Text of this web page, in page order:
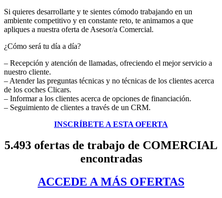
Si quieres desarrollarte y te sientes cómodo trabajando en un
ambiente competitivo y en constante reto, te animamos a que
apliques a nuestra oferta de Asesor/a Comercial.
¿Cómo será tu día a día?
– Recepción y atención de llamadas, ofreciendo el mejor servicio a
nuestro cliente.
– Atender las preguntas técnicas y no técnicas de los clientes acerca
de los coches Clicars.
– Informar a los clientes acerca de opciones de financiación.
– Seguimiento de clientes a través de un CRM.
INSCRÍBETE A ESTA OFERTA
5.493 ofertas de trabajo de COMERCIAL
encontradas
ACCEDE A MÁS OFERTAS